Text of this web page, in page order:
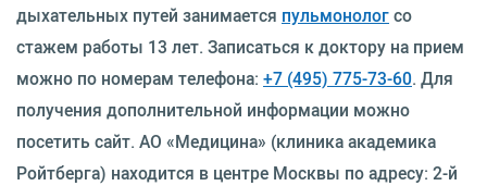
дыхательных путей занимается пульмонологсо
стажем работы 13 лет. Записаться к доктору на прием
можно по номерам телефона: +7 (495) 775-73-60. Для
получения дополнительной информации можно
посетить сайт. АО «Медицина» (клиника академика
Ройтберга) находится в центре Москвы по адресу: 2-й